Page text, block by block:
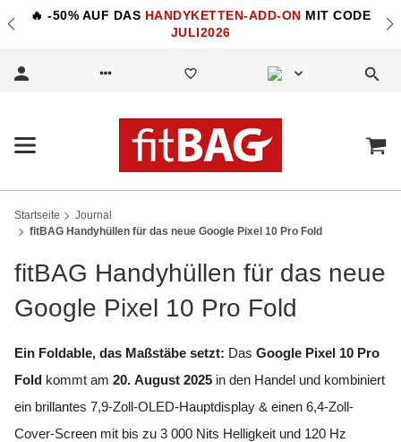
🔥 -50% AUF DASHANDYKETTEN-ADD-ONMIT CODE
JULI2026
Startseite
Journal
fitBAG Handyhüllen für das neue Google Pixel 10 Pro Fold
fitBAG Handyhüllen für das neue
Google Pixel 10 Pro Fold
Ein Foldable, das Maßstäbe setzt: Das Google Pixel 10 Pro
Fold kommt am 20. August 2025 in den Handel und kombiniert
ein brillantes 7,9-Zoll-OLED-Hauptdisplay & einen 6,4-Zoll-
Cover-Screen mit bis zu 3 000 Nits Helligkeit und 120 Hz